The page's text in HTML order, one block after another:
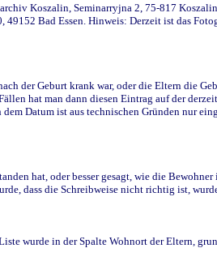
Koszalin, Seminarryjna 2, 75-817
Bad Essen. Hinweis: Derzeit ist das
der Geburt krank war, oder die Eltern die
hat man dann diesen Eintrag auf der
Datum ist aus technischen Gründen nur
hat, oder besser gesagt, wie die Bewohner
dass die Schreibweise nicht richtig ist,
wurde in der Spalte Wohnort der Eltern,